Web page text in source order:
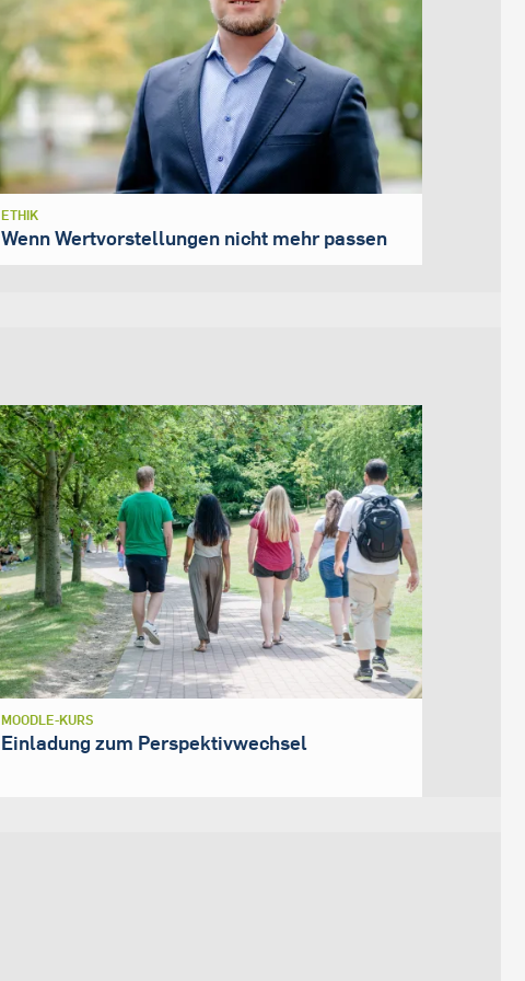
ETHIK
Wenn Wertvorstellungen nicht mehr passen
MOODLE-KURS
Einladung zum Perspektivwechsel